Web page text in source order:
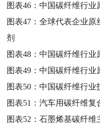
图表46：中国碳纤维行业
图表47：全球代表企业原
剂
图表48：中国碳纤维行业
图表49：中国碳纤维行业
图表50：中国碳纤维行业
图表51：汽车用碳纤维复
图表52：石墨烯基碳纤维